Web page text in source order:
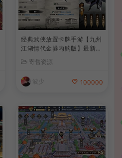
经典武侠放置卡牌手游【九州
江湖情代金券内购版】最新整
理单机一键即玩镜像端+Linu
x手工服务端+安卓苹果双端+
CDK授权后台+详细搭建教程
寄售资源
波少 100000